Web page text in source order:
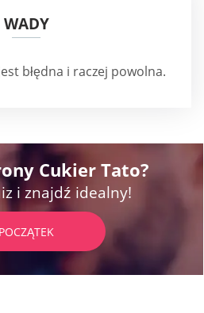
WADY
błędna i raczej powolna.
Cukier Tato?
i znajdź idealny!
POCZĄTEK